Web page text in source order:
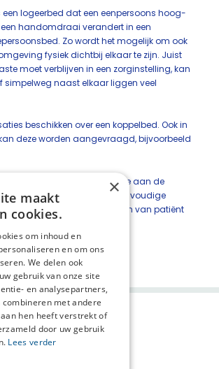
een logeerbed dat een eenpersoons hoog-
handomdraai verandert in een
Zo wordt het mogelijk om ook
fysiek dichtbij elkaar te zijn. Juist
moet verblijven in een zorginstelling, kan
simpelweg naast elkaar liggen veel
beschikken over een koppelbed. Ook in
deze worden aangevraagd, bijvoorbeeld
iedere opname of zorgsituatie aan de
een koppelbed. Het is een eenvoudige
een grote impact op het welzijn van patiënt
×
maakt
cookies.
om inhoud en
en om ons
We delen ook
gebruik van onze site
en analysepartners,
combineren met andere
hen heeft verstrekt of
door uw gebruik
Lees verder